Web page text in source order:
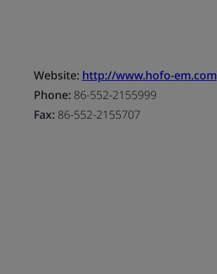
Website: http://www.hofo-em.com
Phone:86-552-2155999
Fax:86-552-2155707